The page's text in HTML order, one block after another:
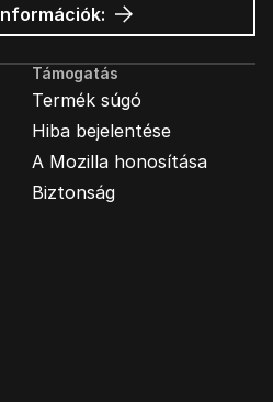
Mozilla
hirdetések
Támogatás
Termék súgó
Hiba bejelentése
A Mozilla honosítása
Biztonság